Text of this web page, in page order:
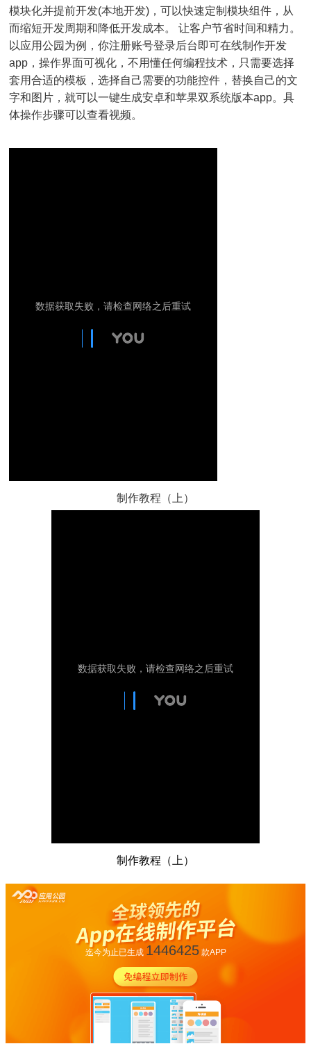
模块化并提前开发(本地开发)，可以快速定制模块组件，从
而缩短开发周期和降低开发成本。 让客户节省时间和精力。
以应用公园为例，你注册账号登录后台即可在线制作开发
app，操作界面可视化，不用懂任何编程技术，只需要选择
套用合适的模板，选择自己需要的功能控件，替换自己的文
字和图片，就可以一键生成安卓和苹果双系统版本app。具
体操作步骤可以查看视频。
制作教程（上）
制作教程（上）
迄今为止已生成 1446425款APP